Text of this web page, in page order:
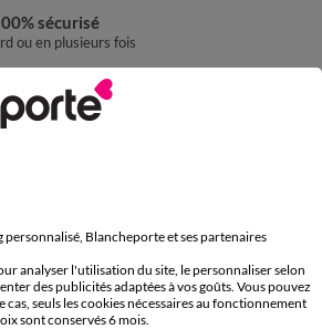
sécurisé
ou en plusieurs fois
consignes automatiques
téléphone
du lundi au samedi
Blancheporte et ses partenaires
analyser l'utilisation du site, le personnaliser selon
des publicités adaptées à vos goûts. Vous pouvez
cas, seuls les cookies nécessaires au fonctionnement
sont conservés 6 mois.